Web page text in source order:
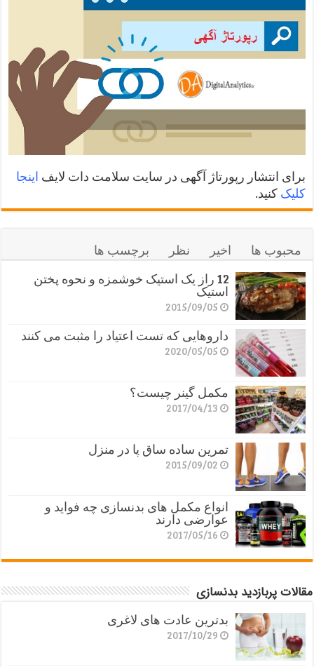
برای انتشار رپورتاژ آگهی در سایت سلامت دات لایف اینجا
کلیک کنید.
محبوب ها اخیر نظر
برچسب ها
12 راز یک استیک خوشمزه و نحوه پختن
استیک
2015/09/05
داروهایی که تست اعتیاد را مثبت می کنند
2020/05/05
مکمل گینر چیست؟
2017/04/13
تمرین ساده ساق پا در منزل
2015/09/02
انواع مکمل های بدنسازی چه فواید و
عوارضی دارند
2017/05/16
مقالات پربازدید بدنسازی
بدترین عادت های لاغری
2017/10/29